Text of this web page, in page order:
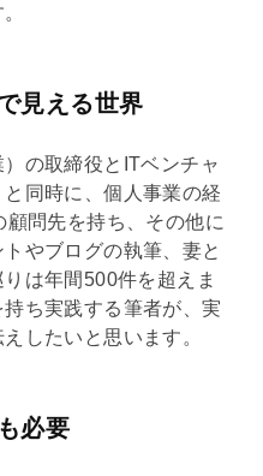
見える世界
の取締役とITベンチャ
同時に、個人事業の経
問先を持ち、その他に
やブログの執筆、妻と
は年間500件を超えま
ち実践する筆者が、実
したいと思います。
必要